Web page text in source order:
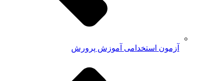
آزمون استخدامی آموزش پرورش